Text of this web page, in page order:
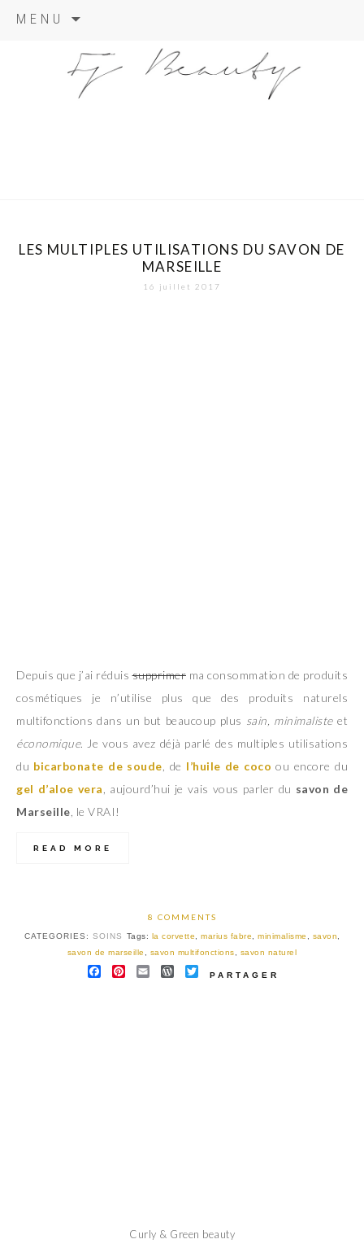
MENU
content
LES MULTIPLES UTILISATIONS DU SAVON DE
MARSEILLE
16 juillet 2017
Depuis que j’ai réduissupprimer ma consommation de produits
cosmétiques je n’utilise plus que des produits naturels
multifonctions dans un but beaucoup plus sain, minimalisteet
économique. Je vous avez déjà parlé des multiples utilisations
du bicarbonate de soude , de l’huile de coco ou encore du
gel d’aloe vera , aujourd’hui je vais vous parler du savon de
Marseille , le VRAI!
READ MORE
8 COMMENTS
CATEGORIES: SOINS Tags: la corvette marius fabre minimalisme savon
savon de marseille
savon multifonctions savon naturel
FACEBOOK
PINTEREST
EMAILWORDPRESS
TWITTER
PARTAGER
Curly & Green beauty